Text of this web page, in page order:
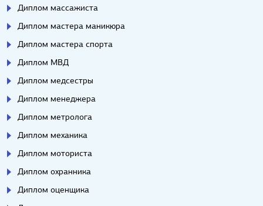
Диплом массажиста
Диплом мастера маникюра
Диплом мастера спорта
Диплом МВД
Диплом медсестры
Диплом менеджера
Диплом метролога
Диплом механика
Диплом моториста
Диплом охранника
Диплом оценщика